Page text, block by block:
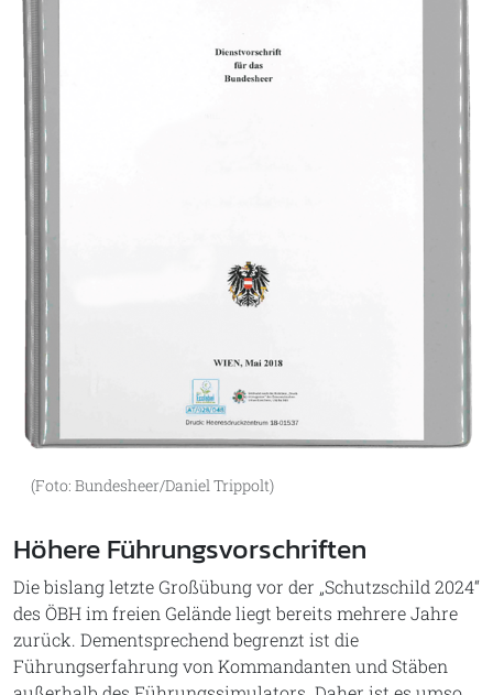
(Foto: Bundesheer/Daniel Trippolt)
Höhere Führungsvorschriften
Die bislang letzte Großübung vor der „Schutzschild 2024“
des ÖBH im freien Gelände liegt bereits mehrere Jahre
zurück. Dementsprechend begrenzt ist die
Führungserfahrung von Kommandanten und Stäben